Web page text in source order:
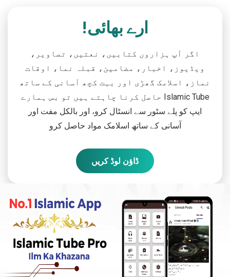
ارے بھائی!
اگر آپ ہزاروں کتابیں، نعتیں، تصاویر،
ویڈیوز، اخبار، مضامین، قبلہ نما، اوقات
نماز، اسلامک گھڑی اور بہت کچھ آسانی کے ساتھ
حاصل کرنا چاہتے ہیں تو بس ہمارے Islamic Tube
ایپ کو پلے سٹور سے انسٹال کرو، اور بالکل مفت اور
آسانی کے ساتھ اسلامک مواد حاصل کرو
ڈاؤن لوڈ کریں